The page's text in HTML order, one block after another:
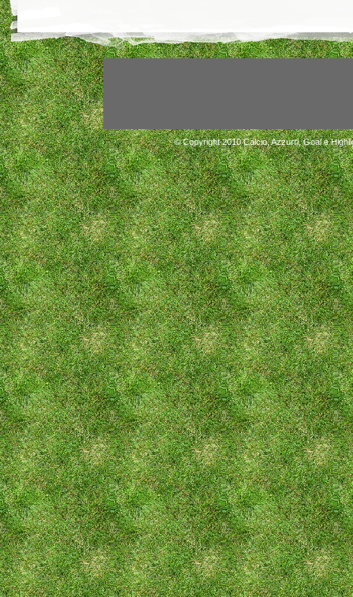
© Copyright 2010Calcio, Azzurri, Goal e